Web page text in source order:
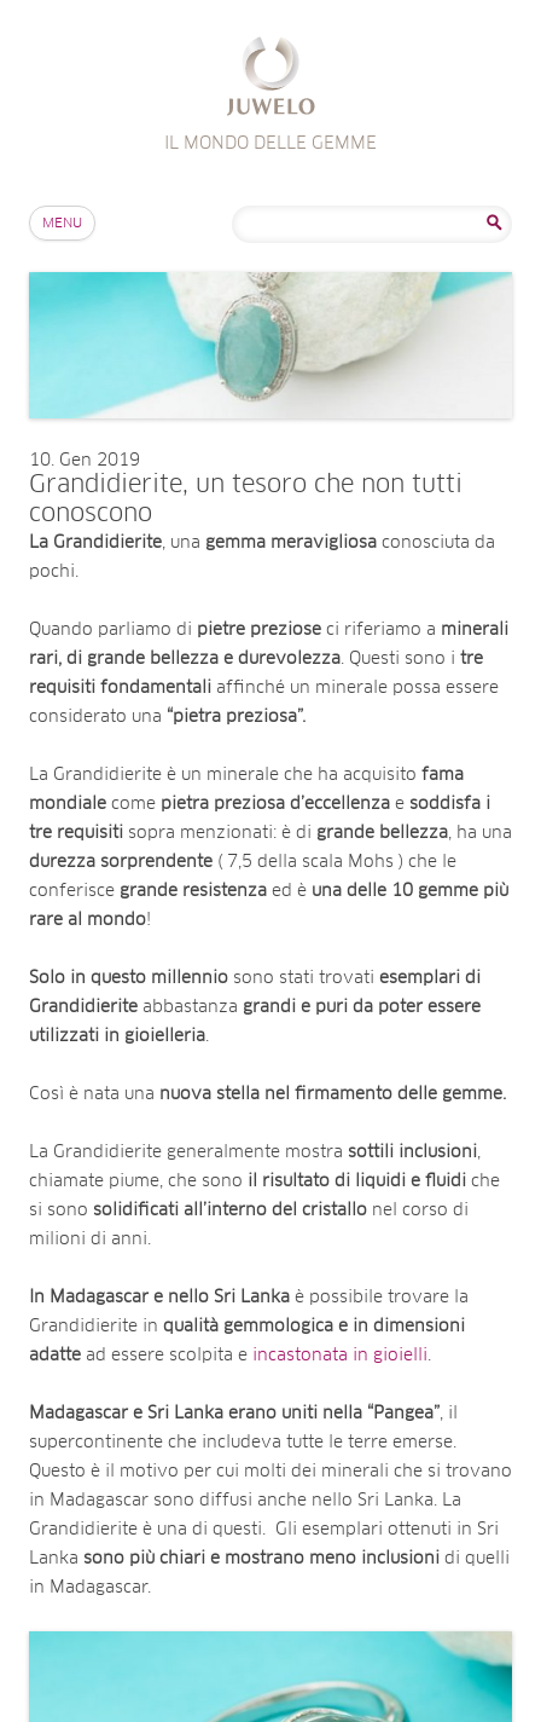
IL MONDO DELLE GEMME
MENU
10 Gen 2019
Grandidierite, un tesoro che non tutti
conoscono
La Grandidierite, una gemma meravigliosa conosciuta da
pochi.
Quando parliamo di pietre preziose ci riferiamo a minerali
rari, di grande bellezza e durevolezza. Questi sono i tre
requisiti fondamentali affinché un minerale possa essere
considerato una “pietra preziosa”.
La Grandidierite è un minerale che ha acquisito fama
mondiale come pietra preziosa d’eccellenza e soddisfa i
tre requisiti sopra menzionati: è di grande bellezza, ha una
durezza sorprendente ( 7,5 della scala Mohs ) che le
conferisce grande resistenza ed è una delle 10 gemme più
rare al mondo!
Solo in questo millennio sono stati trovati esemplari di
Grandidierite abbastanza grandi e puri da poter essere
utilizzati in gioielleria.
Così è nata una nuova stella nel firmamento delle gemme.
La Grandidierite generalmente mostra sottili inclusioni,
chiamate piume, che sono il risultato di liquidi e fluidi che
si sono solidificati all’interno del cristallo nel corso di
milioni di anni.
In Madagascar e nello Sri Lanka è possibile trovare la
Grandidierite in qualità gemmologica e in dimensioni
adatte ad essere scolpita e incastonata in gioielli.
Madagascar e Sri Lanka erano uniti nella “Pangea”, il
supercontinente che includeva tutte le terre emerse.
Questo è il motivo per cui molti dei minerali che si trovano
in Madagascar sono diffusi anche nello Sri Lanka. La
Grandidierite è una di questi. Gli esemplari ottenuti in Sri
Lanka sono più chiari e mostrano meno inclusioni di quelli
in Madagascar.